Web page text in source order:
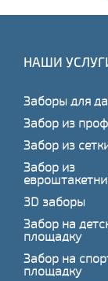
НАШИ
Заборы для
Забор из
Забор из
Забор из
3D заборы
Забор на
площадку
Забор на
площадку